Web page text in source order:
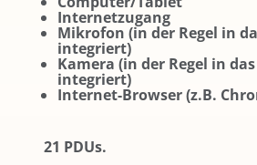
Internetzugang
Mikrofon (in der Regel in
integriert)
Kamera (in der Regel in
integriert)
Internet-Browser (z.B.
21 PDUs.